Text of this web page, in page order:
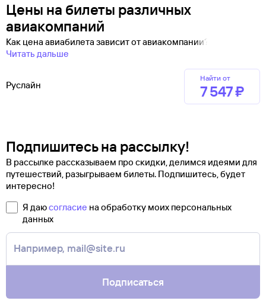
Цены на билеты различных
авиакомпаний
Как цена авиабилета зависит от авиакомпании?
Читать дальше
Руслайн
Найти от
7 ⁠547 ⁠₽
Подпишитесь на рассылку!
В рассылке рассказываем про скидки, делимся идеями для
путешествий, разыгрываем билеты. Подпишитесь, будет
интересно!
Я даюсогласие на обработку моих персональных
данных
Подписаться